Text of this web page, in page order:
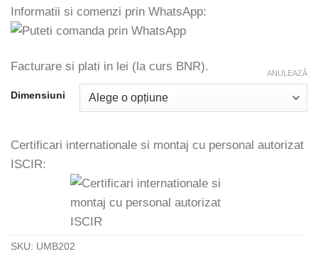
Informatii si comenzi prin WhatsApp:
Facturare si plati in lei (la curs BNR).
Dimensiuni
ANULEAZĂ
Certificari internationale si montaj cu personal autorizat
ISCIR:
SKU: UMB202